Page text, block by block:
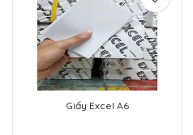
Giấy Excel A6